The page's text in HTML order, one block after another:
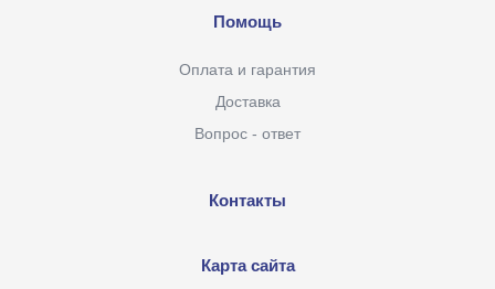
Помощь
Оплата и гарантия
Доставка
Вопрос - ответ
Контакты
Карта сайта